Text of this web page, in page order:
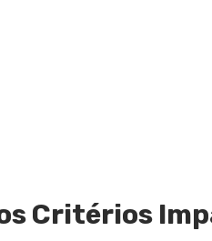
Critérios